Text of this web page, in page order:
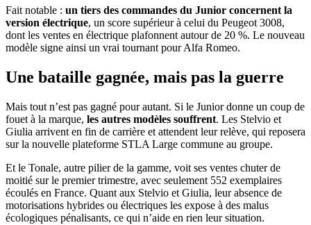
Fait notable : un tiers des commandes du Junior concernent la
version électrique, un score supérieur à celui du Peugeot 3008,
dont les ventes en électrique plafonnent autour de 20 %. Le nouveau
modèle signe ainsi un vrai tournant pour Alfa Romeo.
Une bataille gagnée, mais pas la guerre
Mais tout n’est pas gagné pour autant. Si le Junior donne un coup de
fouet à la marque, les autres modèles souffrent. Les Stelvio et
Giulia arrivent en fin de carrière et attendent leur relève, qui reposera
sur la nouvelle plateforme STLA Large commune au groupe.
Et le Tonale, autre pilier de la gamme, voit ses ventes chuter de
moitié sur le premier trimestre, avec seulement 552 exemplaires
écoulés en France. Quant aux Stelvio et Giulia, leur absence de
motorisations hybrides ou électriques les expose à des malus
écologiques pénalisants, ce qui n’aide en rien leur situation.